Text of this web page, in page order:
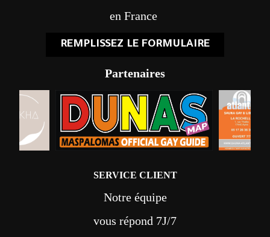
en France
REMPLISSEZ LE FORMULAIRE
Partenaires
SERVICE CLIENT
Notre équipe
vous répond 7J/7